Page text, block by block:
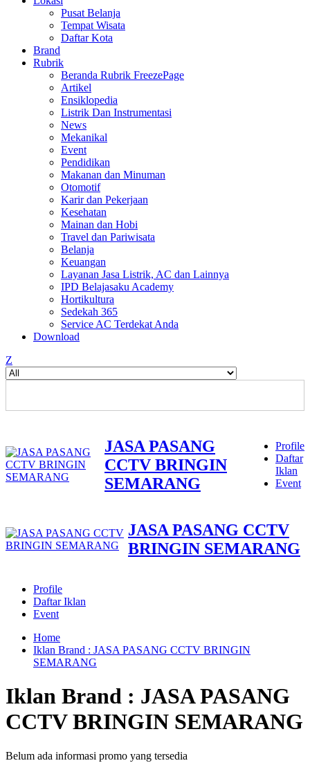
Pusat Belanja
Tempat Wisata
Daftar Kota
Brand
Rubrik
Beranda Rubrik FreezePage
Artikel
Ensiklopedia
Listrik Dan Instrumentasi
News
Mekanikal
Event
Pendidikan
Makanan dan Minuman
Otomotif
Karir dan Pekerjaan
Kesehatan
Mainan dan Hobi
Travel dan Pariwisata
Belanja
Keuangan
Layanan Jasa Listrik, AC dan Lainnya
IPD Belajasaku Academy
Hortikultura
Sedekah 365
Service AC Terdekat Anda
Download
Z
JASA PASANG
CCTV BRINGIN
SEMARANG
Profile
Daftar
Iklan
Event
JASA PASANG CCTV
BRINGIN SEMARANG
Profile
Daftar Iklan
Event
Home
Iklan Brand : JASA PASANG CCTV BRINGIN
SEMARANG
Iklan Brand : JASA PASANG
CCTV BRINGIN SEMARANG
Belum ada informasi promo yang tersedia